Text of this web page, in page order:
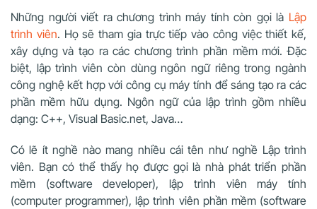
Những người viết ra chương trình máy tính còn gọi là Lập
trình viên. Họ sẽ tham gia trực tiếp vào công việc thiết kế,
xây dựng và tạo ra các chương trình phần mềm mới. Đặc
biệt, lập trình viên còn dùng ngôn ngữ riêng trong ngành
công nghệ kết hợp với công cụ máy tính để sáng tạo ra các
phần mềm hữu dụng. Ngôn ngữ của lập trình gồm nhiều
dạng: C++, Visual Basic.net, Java…
Có lẽ ít nghề nào mang nhiều cái tên như nghề Lập trình
viên. Bạn có thể thấy họ được gọi là nhà phát triển phần
mềm (software developer), lập trình viên máy tính
(computer programmer), lập trình viên phần mềm (software